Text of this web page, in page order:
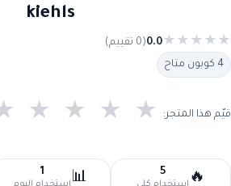
kiehls
★
★
★
★
★
0.0(0 تقييم)
4 كوبون متاح
قيّم هذا المتجر: ★ ★ ★ ★
🔥
5
📊
1